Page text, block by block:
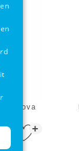
+
Nova